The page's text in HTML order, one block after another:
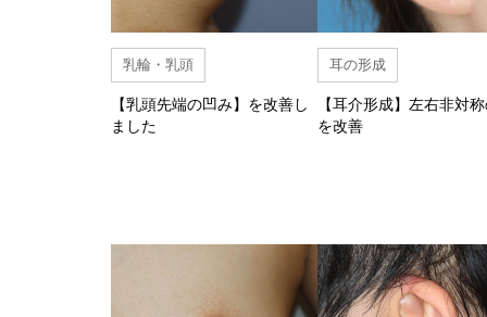
乳輪・乳頭
【乳頭先端の凹み】を改善し
ました
耳の形成
【耳介形成】左右非対
を改善